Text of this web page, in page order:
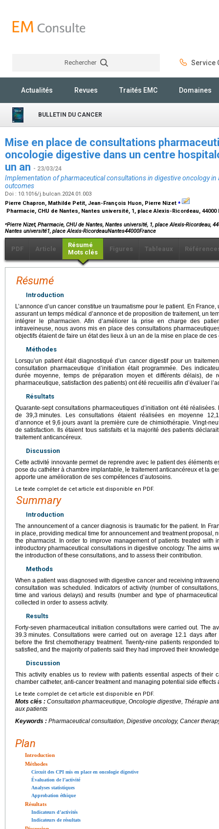
Rechercher Service
Actualités Revues Traités EMC Domaines
BULLETIN DU CANCER
Mise en place de consultations
oncologie digestive dans un centre
un an - 23/03/24
Implementation of pharmaceutical consultations in digestive oncology in
outcomes
Doi : 10.1016/j.bulcan.2024.01.003
Pierre Chapron, Mathilde Petit, Jean-François Huon, Pierre Nizet ⁎
Pharmacie, CHU de Nantes, Nantes université, 1, place Alexis-Ricordeau,
⁎Pierre Nizet, Pharmacie, CHU de Nantes, Nantes université, 1, place Alexis-Ricordeau,
Nantes université1, place Alexis-RicordeauNantes44000France
PDF Article
Résumé
Mots clés
Figures Tableaux
Résumé
Introduction
L’annonce d’un cancer constitue un traumatisme pour le patient. En
assurant un temps médical d’annonce et de proposition de traitement, un
intégrer le pharmacien. Afin d’améliorer la prise en charge des
intraveineuse, nous avons mis en place des consultations
objectifs étaient de faire un état des lieux à un an de la mise en place de
Méthodes
Lorsqu’un patient était diagnostiqué d’un cancer digestif pour un
consultation pharmaceutique d’initiation était programmée. Des
durée moyenne, temps de préparation moyen et différents délais), de
pharmaceutique, satisfaction des patients) ont été recueillis afin d’évaluer
Résultats
Quarante-sept consultations pharmaceutiques d’initiation ont été
de 39,3 minutes. Les consultations étaient réalisées en moyenne 12,1
d’annonce et 9,6 jours avant la première cure de chimiothérapie. Vingt-
de satisfaction. Ils étaient tous satisfaits et la majorité des patients
traitement anticancéreux.
Discussion
Cette activité innovante permet de reprendre avec le patient des éléments
pose du cathéter à chambre implantable, le traitement anticancéreux et la
apporte une amélioration de ses compétences d’autosoins.
Le texte complet de cet article est disponible en PDF.
Summary
Introduction
The announcement of a cancer diagnosis is traumatic for the patient. In
in place, providing medical time for announcement and treatment proposal,
the pharmacist. In order to improve management of patients treated with
introductory pharmaceutical consultations in digestive oncology. The aims
the introduction of these consultations, and to assess their contribution.
Methods
When a patient was diagnosed with digestive cancer and receiving
consultation was scheduled. Indicators of activity (number of
time and various delays) and results (number and type of
collected in order to assess activity.
Results
Forty-seven pharmaceutical initiation consultations were carried out. The
39.3 minutes. Consultations were carried out on average 12.1 days
before the first chemotherapy treatment. Twenty-nine patients responded
satisfied, and the majority of patients said they had improved their
Discussion
This activity enables us to review with patients essential aspects of their
chamber catheter, anti-cancer treatment and managing potential side
Le texte complet de cet article est disponible en PDF.
Mots clés : Consultation pharmaceutique, Oncologie digestive, Thérapie
aux patients
Keywords : Pharmaceutical consultation, Digestive oncology, Cancer
Plan
Introduction
Méthodes
Circuit des CPI mis en place en oncologie digestive
Évaluation de l’activité
Analyses statistiques
Approbation éthique
Résultats
Indicateurs d’activités
Indicateurs de résultats